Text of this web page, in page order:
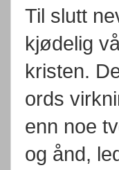
Til slutt
kjødelig
kristen.
ords
enn noe
og ånd,